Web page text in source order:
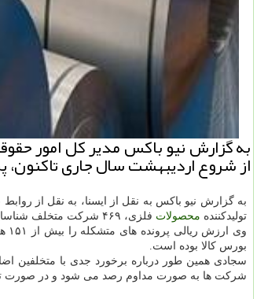
از شروع اردیبهشت سال جاری
به گزارش نیو باکس به نقل از ایسنا، به نقل از
تولیدکننده محصولات فلزی، ۴۶۹ شرکت متخلف شناسایی و برای آنها پرونده تخلفاتی تشکیل شده است.
وی ارزش ریالی پرونده های متشکله را بیش از ۱۵۱ هزار میلیارد ریال ( ۱۵ هزار و صد میلیارد تومان)اعلام و اشاره کرد: تخلفات این واحدها، عدم اجرای دستورالعمل تنظیم
بورس کالا بوده است.
سجادی همین طور درباره برخورد جدی با متخلفین
شرکت ها به صورت مداوم رصد می شود و در صورت